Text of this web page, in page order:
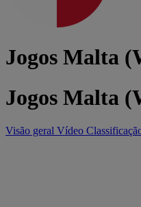
Jogos Malta
Jogos Malta
Visão geral Vídeo